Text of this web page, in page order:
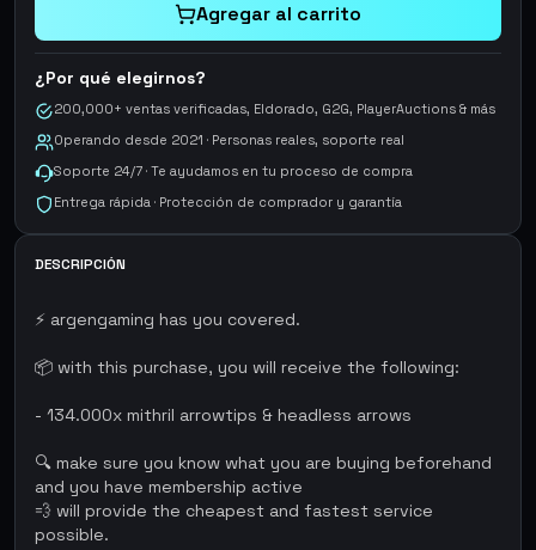
Agregar al carrito
¿Por qué elegirnos?
200,000+ ventas verificadas, Eldorado, G2G, PlayerAuctions & más
Operando desde 2021 · Personas reales, soporte real
Soporte 24/7 · Te ayudamos en tu proceso de compra
Entrega rápida · Protección de comprador y garantía
DESCRIPCIÓN
⚡ argengaming has you covered.
📦 with this purchase, you will receive the following:
- 134.000x mithril arrowtips & headless arrows
🔍 make sure you know what you are buying beforehand
and you have membership active
💨 will provide the cheapest and fastest service
possible.